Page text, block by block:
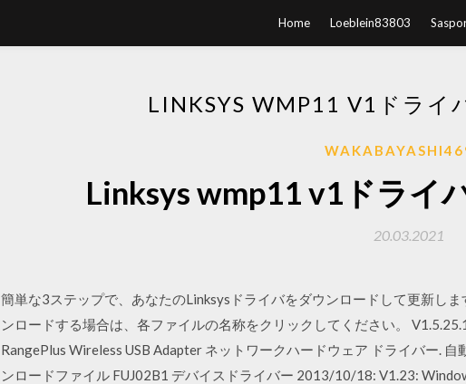
Home Loeblein83803
LINKSYS WMP11 V1ドライ
Linksys wmp11 v1ドライ
20.03.2021
簡単な3ステップで、あなたのLinksysドライバをダウンロードして更新し
ンロードする場合は、各ファイルの名称をクリックしてください。
RangePlus Wireless USB Adapter ネットワークハードウェア ドライバー.
ンロードファイル FUJ02B1 デバイスドライバー 2013/10/18: V1.23: